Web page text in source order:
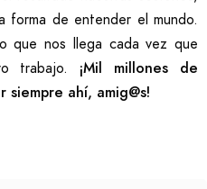
forma de entender el mundo.
que nos llega cada vez que
trabajo. ¡Mil millones de
ahí, amig@s!